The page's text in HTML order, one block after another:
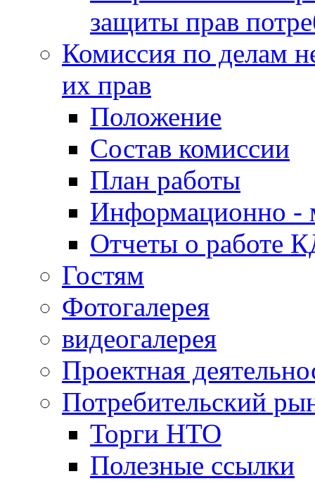
защиты прав
Комиссия по делам
их прав
Положение
Состав комиссии
План работы
Информационно -
Отчеты о работе
Гостям
Фотогалерея
видеогалерея
Проектная
Потребительский
Торги НТО
Полезные ссылки